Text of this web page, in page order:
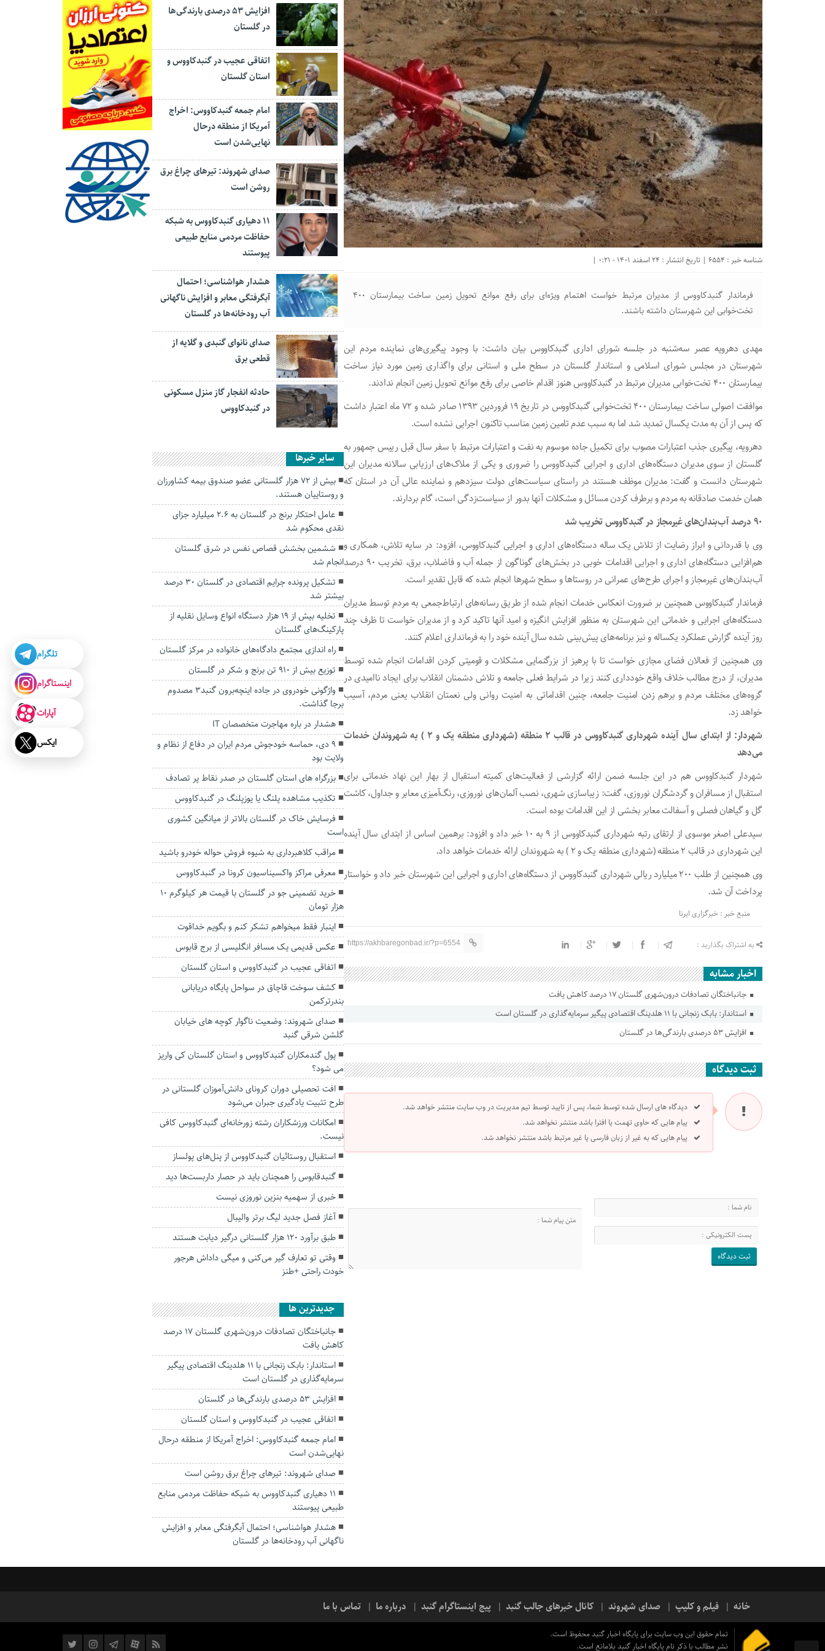
شناسه خبر : 6554 | تاریخ انتشار : 24 اسفند 1401 - 0:21 |
فرماندار گنبدکاووس از مدیران مرتبط خواست اهتمام ویژه‌ای برای رفع موانع تحویل زمین ساخت بیمارستان ۴۰۰
تخت‌خوابی این شهرستان داشته باشند.
مهدی دهرویه عصر سه‌شنبه در جلسه شورای اداری گنبدکاووس بیان داشت: با وجود پیگیری‌های نماینده مردم این
شهرستان در مجلس شورای اسلامی و استاندار گلستان در سطح ملی و استانی برای واگذاری زمین مورد نیاز ساخت
بیمارستان ۴۰۰ تخت‌خوابی مدیران مرتبط در گنبدکاووس هنوز اقدام خاصی برای رفع موانع تحویل زمین انجام ندادند.
موافقت اصولی ساخت بیمارستان ۴۰۰ تخت‌خوابی گنبدکاووس در تاریخ ۱۹ فروردین ۱۳۹۳ صادر شده و ۷۲ ماه اعتبار داشت
که پس از آن به مدت یکسال تمدید شد اما به سبب عدم تامین زمین مناسب تاکنون اجرایی نشده است.
دهرویه، پیگیری جذب اعتبارات مصوب برای تکمیل جاده موسوم به نفت و اعتبارات مرتبط با سفر سال قبل رییس جمهور به
گلستان از سوی مدیران دستگاه‌های اداری و اجرایی گنبدکاووس را ضروری و یکی از ملاک‌های ارزیابی سالانه مدیران این
شهرستان دانست و گفت: مدیران موظف هستند در راستای سیاست‌های دولت سیزدهم و نماینده عالی آن در استان که
همان خدمت صادقانه به مردم و برطرف کردن مسائل و مشکلات آنها بدور از سیاست‌زدگی است، گام بردارند.
۹۰ درصد آب‌بندان‌های غیرمجاز در گنبدکاووس تخریب شد
وی با قدردانی و ابراز رضایت از تلاش یک ساله دستگاه‌های اداری و اجرایی گنبدکاووس، افزود: در سایه تلاش، همکاری و
هم‌افزایی دستگاه‌های اداری و اجرایی اقدامات خوبی در بخش‌های گوناگون از جمله آب و فاضلاب، برق، تخریب ۹۰ درصد
آب‌بندان‌های غیرمجاز و اجرای طرح‌های عمرانی در روستاها و سطح شهرها انجام شده که قابل تقدیر است.
فرماندار گنبدکاووس همچنین بر ضرورت انعکاس خدمات انجام شده از طریق رسانه‌های ارتباط‌جمعی به مردم توسط مدیران
دستگاه‌های اجرایی و خدماتی این شهرستان به منظور افزایش انگیزه و امید آنها تاکید کرد و از مدیران خواست تا ظرف چند
روز آینده گزارش عملکرد یکساله و نیز برنامه‌های پیش‌بینی شده سال آینده خود را به فرمانداری اعلام کنند.
وی همچنین از فعالان فضای مجازی خواست تا با پرهیز از بزرگنمایی مشکلات و قومیتی کردن اقدامات انجام شده توسط
مدیران، از درج مطالب خلاف واقع خودداری کنند زیرا در شرایط فعلی جامعه و تلاش دشمنان انقلاب برای ایجاد ناامیدی در
گروه‌های مختلف مردم و برهم زدن امنیت جامعه، چنین اقداماتی به امنیت روانی ولی نعمتان انقلاب یعنی مردم، آسیب
خواهد زد.
شهردار: از ابتدای سال آینده شهرداری گنبدکاووس در قالب ۲ منطقه (شهرداری منطقه یک و ۲ ) به شهروندان خدمات
می‌دهد
شهردار گنبدکاووس هم در این جلسه ضمن ارائه گزارشی از فعالیت‌های کمیته استقبال از بهار این نهاد خدماتی برای
استقبال از مسافران و گردشگران نوروزی، گفت: زیباسازی شهری، نصب آلمان‌های نوروزی، رنگ‌آمیزی معابر و جداول، کاشت
گل و گیاهان فصلی و آسفالت معابر بخشی از این اقدامات بوده است.
سیدعلی اصغر موسوی از ارتقای رتبه شهرداری گنبدکاووس از ۹ به ۱۰ خبر داد و افزود: برهمین اساس از ابتدای سال آینده
این شهرداری در قالب ۲ منطقه (شهرداری منطقه یک و ۲ ) به شهروندان ارائه خدمات خواهد داد.
وی همچنین از طلب ۲۰۰ میلیارد ریالی شهرداری گنبدکاووس از دستگاه‌های اداری و اجرایی این شهرستان خبر داد و خواستار
پرداخت آن شد.
منبع خبر : خبرگزاری ایرنا
به اشتراک بگذارید : https://akhbaregonbad.ir/?p=6554
اخبار مشابه
جانباختگان تصادفات درون‌شهری گلستان ۱۷ درصد کاهش یافت
استاندار: بابک زنجانی با ۱۱ هلدینگ اقتصادی پیگیر سرمایه‌گذاری در گلستان است
افزایش ۵۳ درصدی بارندگی‌ها در گلستان
ثبت دیدگاه
دیدگاه های ارسال شده توسط شما، پس از تایید توسط تیم مدیریت در وب سایت منتشر خواهد شد.
پیام هایی که حاوی تهمت یا افترا باشد منتشر نخواهد شد.
پیام هایی که به غیر از زبان فارسی یا غیر مرتبط باشد منتشر نخواهد شد.
افزایش ۵۳ درصدی بارندگی‌ها
در گلستان
اتفاقی عجیب در‌ گنبدکاووس و
استان گلستان
امام جمعه گنبدکاووس: اخراج
آمریکا از منطقه درحال
نهایی‌شدن است
صدای شهروند: تیرهای چراغ برق
روشن است
۱۱ دهیاری گنبدکاووس به شبکه
حفاظت مردمی منابع طبیعی
پیوستند
هشدار هواشناسی؛ احتمال
آبگرفتگی معابر و افزایش ناگهانی
آب رودخانه‌ها در گلستان
صدای نانوای گنبدی و گلایه از
قطعی برق
حادثه انفجار گاز منزل مسکونی
در گنبدکاووس
سایر خبرها
بیش از ۷۲ هزار گلستانی عضو صندوق بیمه کشاورزان
و روستاییان هستند.
عامل احتکار برنج در گلستان به ۲.۶ میلیارد جزای
نقدی محکوم شد
ششمین بخشش قصاص نفس در شرق گلستان
انجام شد
تشکیل پرونده‌ جرایم اقتصادی در گلستان ۳۰ درصد
بیشتر شد
تخلیه بیش از ۱۹ هزار دستگاه انواع وسایل نقلیه از
پارکینگ‌های گلستان
راه اندازی مجتمع دادگاه‌های خانواده در مرکز گلستان
توزیع بیش از ۹۱۰ تن برنج و شکر در گلستان
واژگونی خودروی در جاده اینچه‌برون گنبد۳ مصدوم
برجا گذاشت.
هشدار در باره مهاجرت متخصصان IT
۹ دی، حماسه خودجوش مردم ایران در دفاع از نظام و
ولایت بود
بزرگراه های استان گلستان در صدر نقاط پر تصادف
تکذیب مشاهده پلنگ یا یوزپلنگ در گنبدکاووس
فرسایش خاک در گلستان بالاتر از میانگین کشوری
است
مراقب کلاهبرداری به شیوه فروش حواله خودرو باشید
معرفی مراکز واکسیناسیون کرونا در گنبدکاووس
خرید تضمینی جو در گلستان با قیمت هر کیلوگرم ۱۰
هزار تومان
اینبار فقط میخواهم تشکر کنم و بگویم خداقوت
عکس قدیمی یک مسافر انگلیسی از برج قابوس
اتفاقی عجیب در‌ گنبدکاووس و استان گلستان
کشف سوخت قاچاق در سواحل پایگاه دریابانی
بندرترکمن
صدای شهروند: وضعیت ناگوار کوچه های خیابان
گلشن شرقی گنبد
پول گندمکاران گنبدکاووس و استان گلستان کی واریز
می شود؟
افت تحصیلی دوران کرونای دانش‌آموزان گلستانی در
طرح تثبیت یادگیری جبران می‌شود
امکانات ورزشکاران رشته زورخانه‌ای گنبدکاووس کافی
نیست.
استقبال روستائیان گنبدکاووس از پنل‌های پولساز
گنبدقابوس را همچنان باید در حصار داربست‌ها دید
خبری از سهمیه بنزین نوروزی نیست
آغاز فصل جدید لیگ برتر والیبال
طبق برآورد ۱۲۰ هزار گلستانی درگیر دیابت هستند
وقتی تو تعارف گیر می‌کنی و میگی داداش هرجور
خودت راحتی +طنز
جديدترين ها
جانباختگان تصادفات درون‌شهری گلستان ۱۷ درصد
کاهش یافت
استاندار: بابک زنجانی با ۱۱ هلدینگ اقتصادی پیگیر
سرمایه‌گذاری در گلستان است
افزایش ۵۳ درصدی بارندگی‌ها در گلستان
اتفاقی عجیب در‌ گنبدکاووس و استان گلستان
امام جمعه گنبدکاووس: اخراج آمریکا از منطقه درحال
نهایی‌شدن است
صدای شهروند: تیرهای چراغ برق روشن است
۱۱ دهیاری گنبدکاووس به شبکه حفاظت مردمی منابع
طبیعی پیوستند
هشدار هواشناسی؛ احتمال آبگرفتگی معابر و افزایش
ناگهانی آب رودخانه‌ها در گلستان
خانه فیلم و کلیپ صدای شهروند کانال خبرهای جالب گنبد پیج اینستاگرام گنبد درباره ما تماس با ما
تمام حقوق این وب سایت برای پایگاه اخبار گنبد محفوظ است.
نشر مطالب با ذکر نام پایگاه اخبار گنبد بلامانع است.
تلگرام
اینستاگرام
آپارات
ایکس